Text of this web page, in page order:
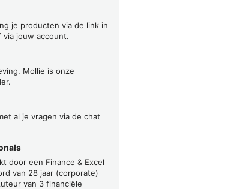
je producten via de link in
jouw account.
Mollie is onze
al je vragen via de chat
door een Finance & Excel
van 28 jaar (corporate)
van 3 financiële